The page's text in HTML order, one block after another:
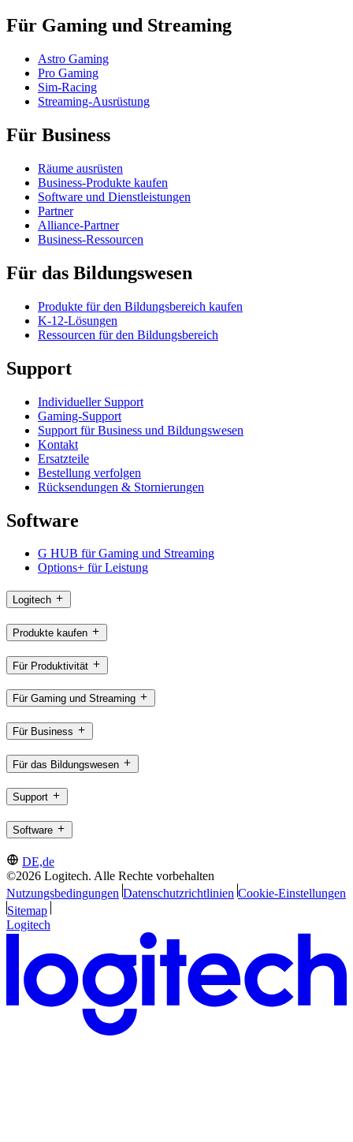
Für Gaming und Streaming
Astro Gaming
Pro Gaming
Sim-Racing
Streaming-Ausrüstung
Für Business
Räume ausrüsten
Business-Produkte kaufen
Software und Dienstleistungen
Partner
Alliance-Partner
Business-Ressourcen
Für das Bildungswesen
Produkte für den Bildungsbereich kaufen
K-12-Lösungen
Ressourcen für den Bildungsbereich
Support
Individueller Support
Gaming-Support
Support für Business und Bildungswesen
Kontakt
Ersatzteile
Bestellung verfolgen
Rücksendungen & Stornierungen
Software
G HUB für Gaming und Streaming
Options+ für Leistung
Logitech
Produkte kaufen
Für Produktivität
Für Gaming und Streaming
Für Business
Für das Bildungswesen
Support
Software
DE,de
©2026 Logitech. Alle Rechte vorbehalten
Nutzungsbedingungen Datenschutzrichtlinien Cookie-Einstellungen
Sitemap
Logitech